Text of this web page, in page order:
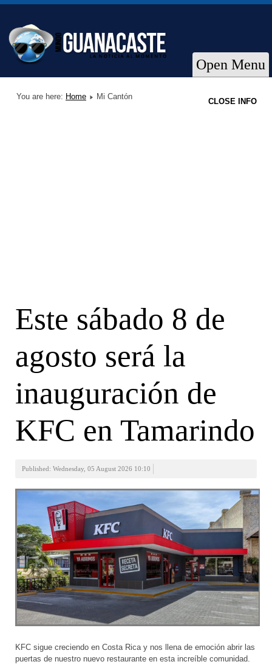
Open Menu
You are here: Home Mi Cantón
Este sábado 8 de
agosto será la
inauguración de
KFC en Tamarindo
Published: Wednesday, 05 August 2026 10:10
KFC sigue creciendo en Costa Rica y nos llena de emoción abrir las
puertas de nuestro nuevo restaurante en esta increíble comunidad.
CLOSE INFO